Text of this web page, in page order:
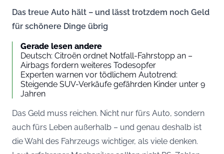
Das treue Auto hält – und lässt trotzdem noch Geld
für schönere Dinge übrig
Gerade lesen andere
Deutsch: Citroën ordnet Notfall-Fahrstopp an –
Airbags fordern weiteres Todesopfer
Experten warnen vor tödlichem Autotrend:
Steigende SUV-Verkäufe gefährden Kinder unter 9
Jahren
Das Geld muss reichen. Nicht nur fürs Auto, sondern
auch fürs Leben außerhalb – und genau deshalb ist
die Wahl des Fahrzeugs wichtiger, als viele denken.